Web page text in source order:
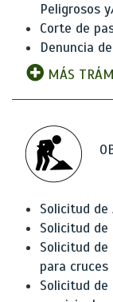
Peligrosos
Corte de
Denuncia
MÁS
Solicitud de
Solicitud de
Solicitud de
para cruces
Solicitud